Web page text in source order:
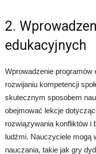
2.
edukacyjnych
Wprowadzenie
rozwijaniu kompetencji
skutecznym sposobem
obejmować lekcje
rozwiązywania konfliktów i
ludźmi. Nauczyciele mogą
nauczania, takie jak gry